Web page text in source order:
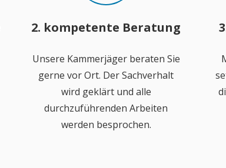
2. kompetente Beratung
Unsere Kammerjäger beraten Sie
gerne vor Ort. Der Sachverhalt
wird geklärt und alle
durchzuführenden Arbeiten
werden besprochen.